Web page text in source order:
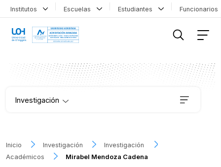
Institutos Escuelas Estudiantes
Investigación
Proyectos
Inicio Investigación
Investigación
Académicos
Mirabel Mendoza Cadena